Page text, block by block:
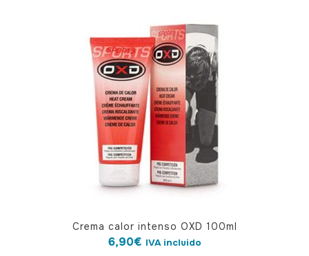
opciones
Crema calor intenso OXD 100ml
6,90€ IVA incluido